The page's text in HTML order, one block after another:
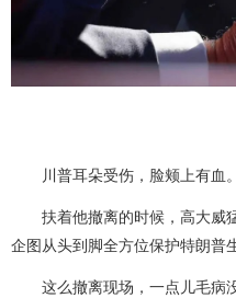
川普耳朵受伤，脸颊上有血。
扶着他撤离的时候，高大威
企图从头到脚全方位保护特朗普
这么撤离现场，一点儿毛病